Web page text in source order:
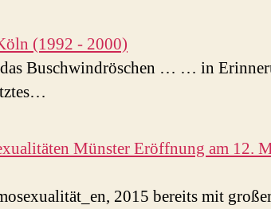
(1992 - 2000)
Buschwindröschen … … in
Münster Eröffnung am 12.
2015 bereits mit